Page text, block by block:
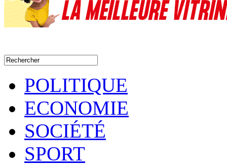
POLITIQUE
ECONOMIE
SOCIÉTÉ
SPORT